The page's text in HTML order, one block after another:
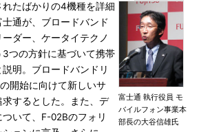
富士通 執行役員 モ
バイルフォン事業本
部長の大谷信雄氏
たばかりの4機種を詳細
通が、ブロードバンド
ダー、ケータイテクノ
つの方針に基づいて携帯
明。ブロードバンドリ
開始に向けて新しいサ
するとした。また、デ
いて、F-02Bのフォリ